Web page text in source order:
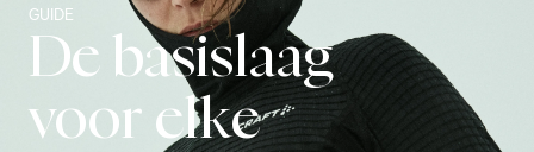
GUIDE
De basislaag
voor elke